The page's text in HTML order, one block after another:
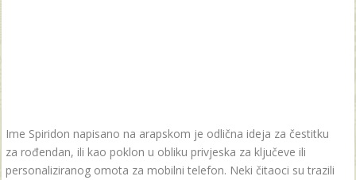
Ime Spiridon napisano na arapskom je odlična ideja za čestitku
za rođendan, ili kao poklon u obliku privjeska za ključeve ili
personaliziranog omota za mobilni telefon. Neki čitaoci su trazili